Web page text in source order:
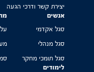
יצירת קשר ודרכי הגעה
אנשים
סגל אקדמי
סגל מנהלי
סגל תומכי מחקר
לימודים